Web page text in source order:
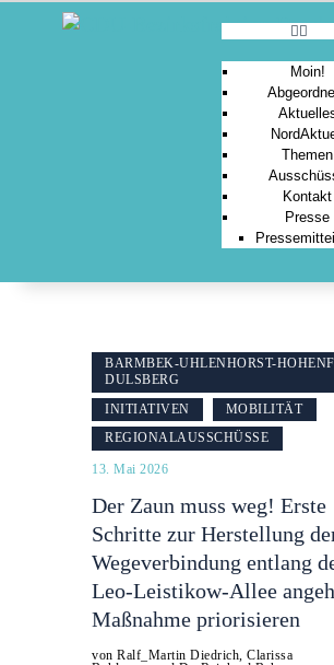
Moin!
Themen
Kontakt
Presse
ABGEORDNETE
NORDAKTUELL
PRESSE
BARMBEK-UHLENHORST-
DULSBERG
INITIATIVEN
MOBILITÄT
REGIONALAUSSCHÜSSE
13. Mai 2026
Der Zaun muss weg! Erste
Schritte zur Herstellung
Wegeverbindung entlang
Leo‑Leistikow‑Allee
Maßnahme priorisieren
von Ralf_Martin Diedrich, Clarissa